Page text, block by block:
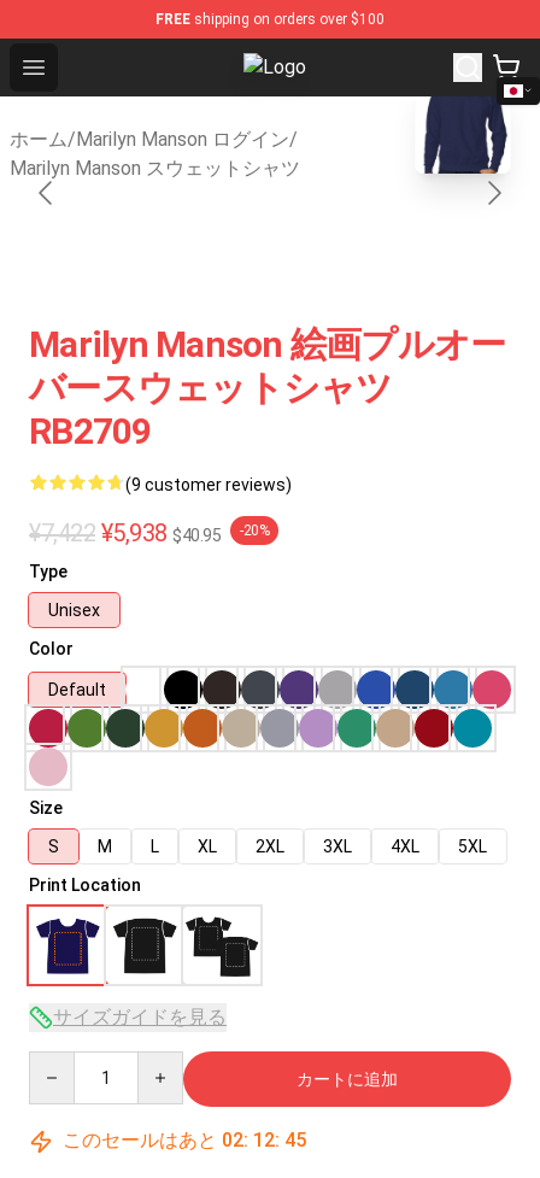
FREE shipping on orders over $100
Open menu Marilyn Manson Shop - Official
ホーム/Marilyn Manson ログイン/
Marilyn Manson スウェットシャツ
blank template
Marilyn Manson 絵画プルオー
バースウェットシャツ
RB2709
(9 customer reviews)
¥7,422 ¥5,938 $40.95 -20%
Type
Unisex
Color
Default
Size
S
M L XL 2XL 3XL 4XL
5XL
Print Location
サイズガイドを見る
カートに追加
このセールはあと 02: 12: 45